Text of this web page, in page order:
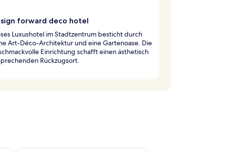
forward deco hotel
Luxushotel im Stadtzentrum besticht durch
Art-Déco-Architektur und eine Gartenoase. Die
Einrichtung schafft einen ästhetisch
Rückzugsort.